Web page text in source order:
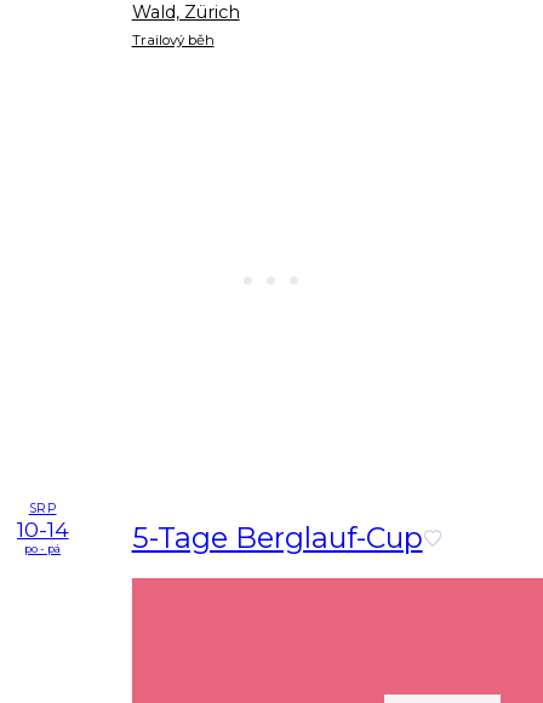
Wald, Zürich
Trailový běh
SRP
10-14
po - pá 5-Tage Berglauf-Cup